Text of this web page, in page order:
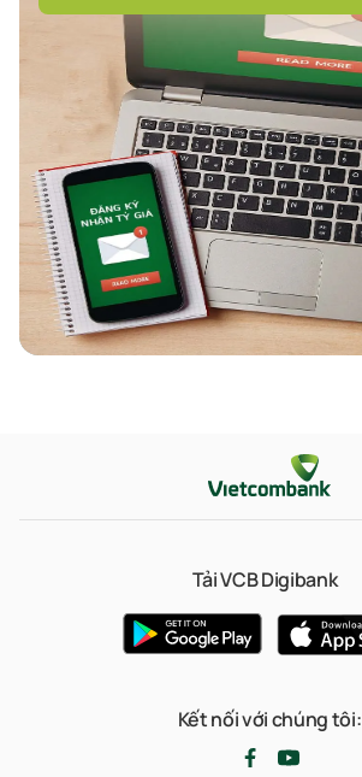
Tải VCB Digibank
Kết nối với chúng tôi: